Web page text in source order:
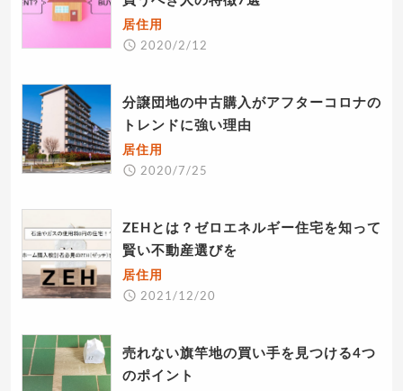
居住用
2020/2/12
分譲団地の中古購入がアフターコロナの
トレンドに強い理由
居住用
2020/7/25
ZEHとは？ゼロエネルギー住宅を知って
賢い不動産選びを
居住用
2021/12/20
売れない旗竿地の買い手を見つける4つ
のポイント